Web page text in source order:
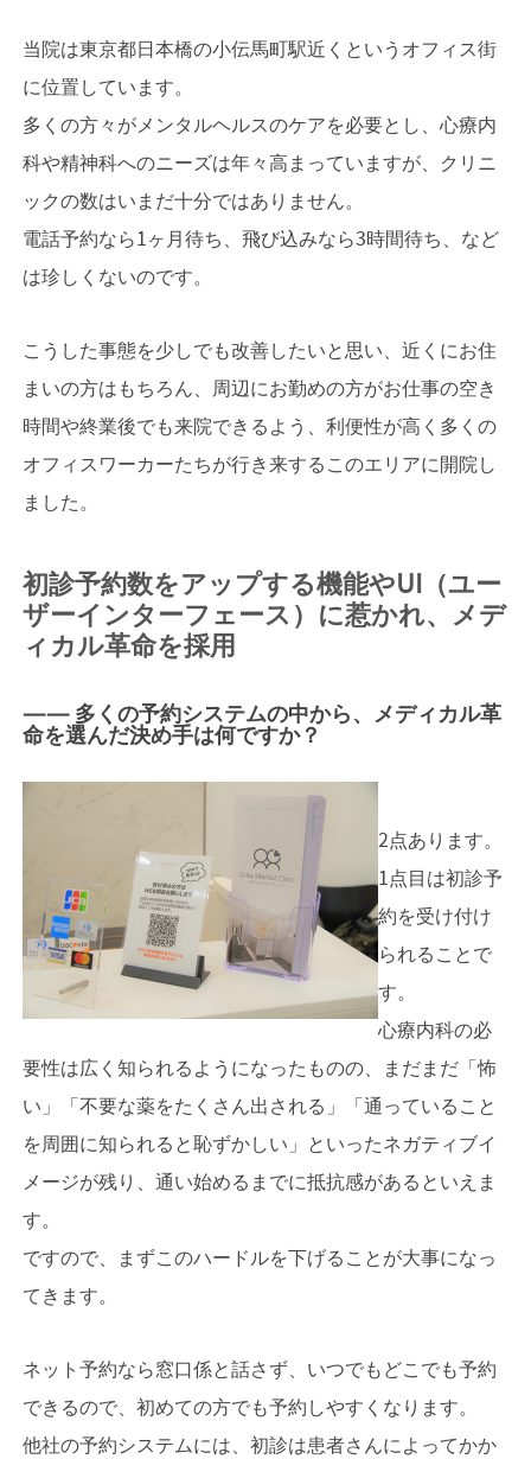
当院は東京都日本橋の小伝馬町駅近くというオフィス街
に位置しています。
多くの方々がメンタルヘルスのケアを必要とし、心療内
科や精神科へのニーズは年々高まっていますが、クリニ
ックの数はいまだ十分ではありません。
電話予約なら1ヶ月待ち、飛び込みなら3時間待ち、など
は珍しくないのです。
こうした事態を少しでも改善したいと思い、近くにお住
まいの方はもちろん、周辺にお勤めの方がお仕事の空き
時間や終業後でも来院できるよう、利便性が高く多くの
オフィスワーカーたちが行き来するこのエリアに開院し
ました。
初診予約数をアップする機能やUI（ユー
ザーインターフェース）に惹かれ、メデ
ィカル革命を採用
—— 多くの予約システムの中から、メディカル革
命を選んだ決め手は何ですか？
2点あります。
1点目は初診予
約を受け付け
られることで
す。
心療内科の必
要性は広く知られるようになったものの、まだまだ「怖
い」「不要な薬をたくさん出される」「通っていること
を周囲に知られると恥ずかしい」といったネガティブイ
メージが残り、通い始めるまでに抵抗感があるといえま
す。
ですので、まずこのハードルを下げることが大事になっ
てきます。
ネット予約なら窓口係と話さず、いつでもどこでも予約
できるので、初めての方でも予約しやすくなります。
他社の予約システムには、初診は患者さんによってかか